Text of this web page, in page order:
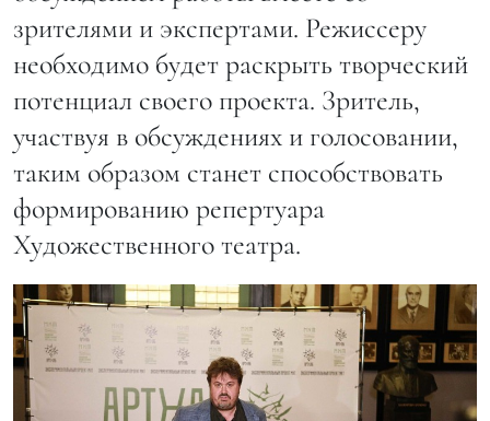
зрителями и экспертами. Режиссеру
необходимо будет раскрыть творческий
потенциал своего проекта. Зритель,
участвуя в обсуждениях и голосовании,
таким образом станет способствовать
формированию репертуара
Художественного театра.